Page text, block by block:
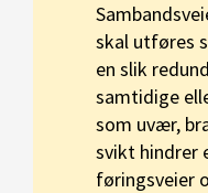
skal utføres
en slik
samtidige
som uvær,
svikt hindrer
føringsveier